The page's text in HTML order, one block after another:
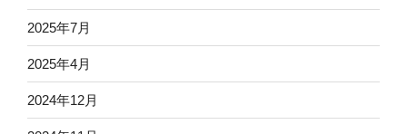
2025年7月
2025年4月
2024年12月